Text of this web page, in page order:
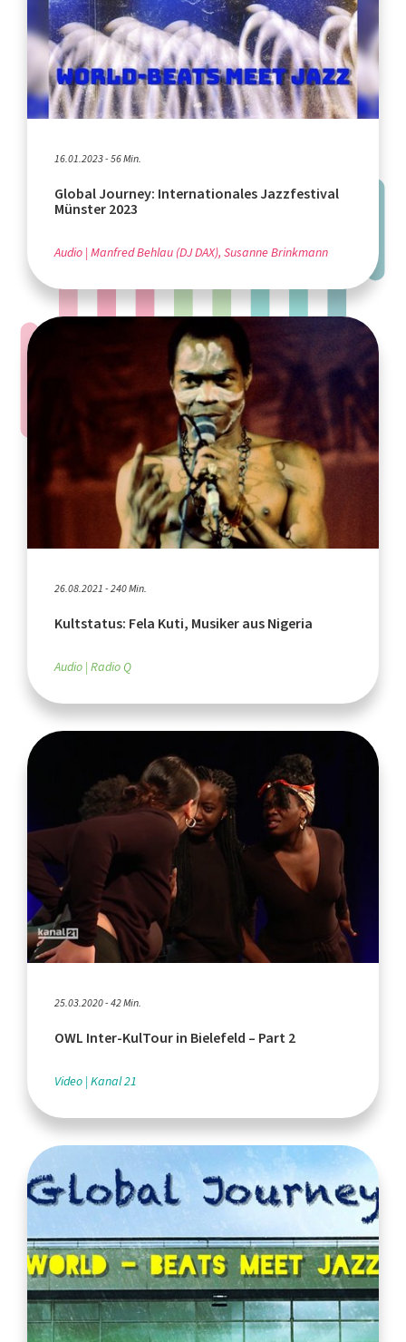
16.01.2023 - 56 Min.
Global Journey: Internationales Jazzfestival
Münster 2023
Audio Manfred Behlau (DJ DAX), Susanne Brinkmann
26.08.2021 - 240 Min.
Kultstatus: Fela Kuti, Musiker aus Nigeria
Audio Radio Q
25.03.2020 - 42 Min.
OWL Inter-KulTour in Bielefeld – Part 2
Video Kanal 21